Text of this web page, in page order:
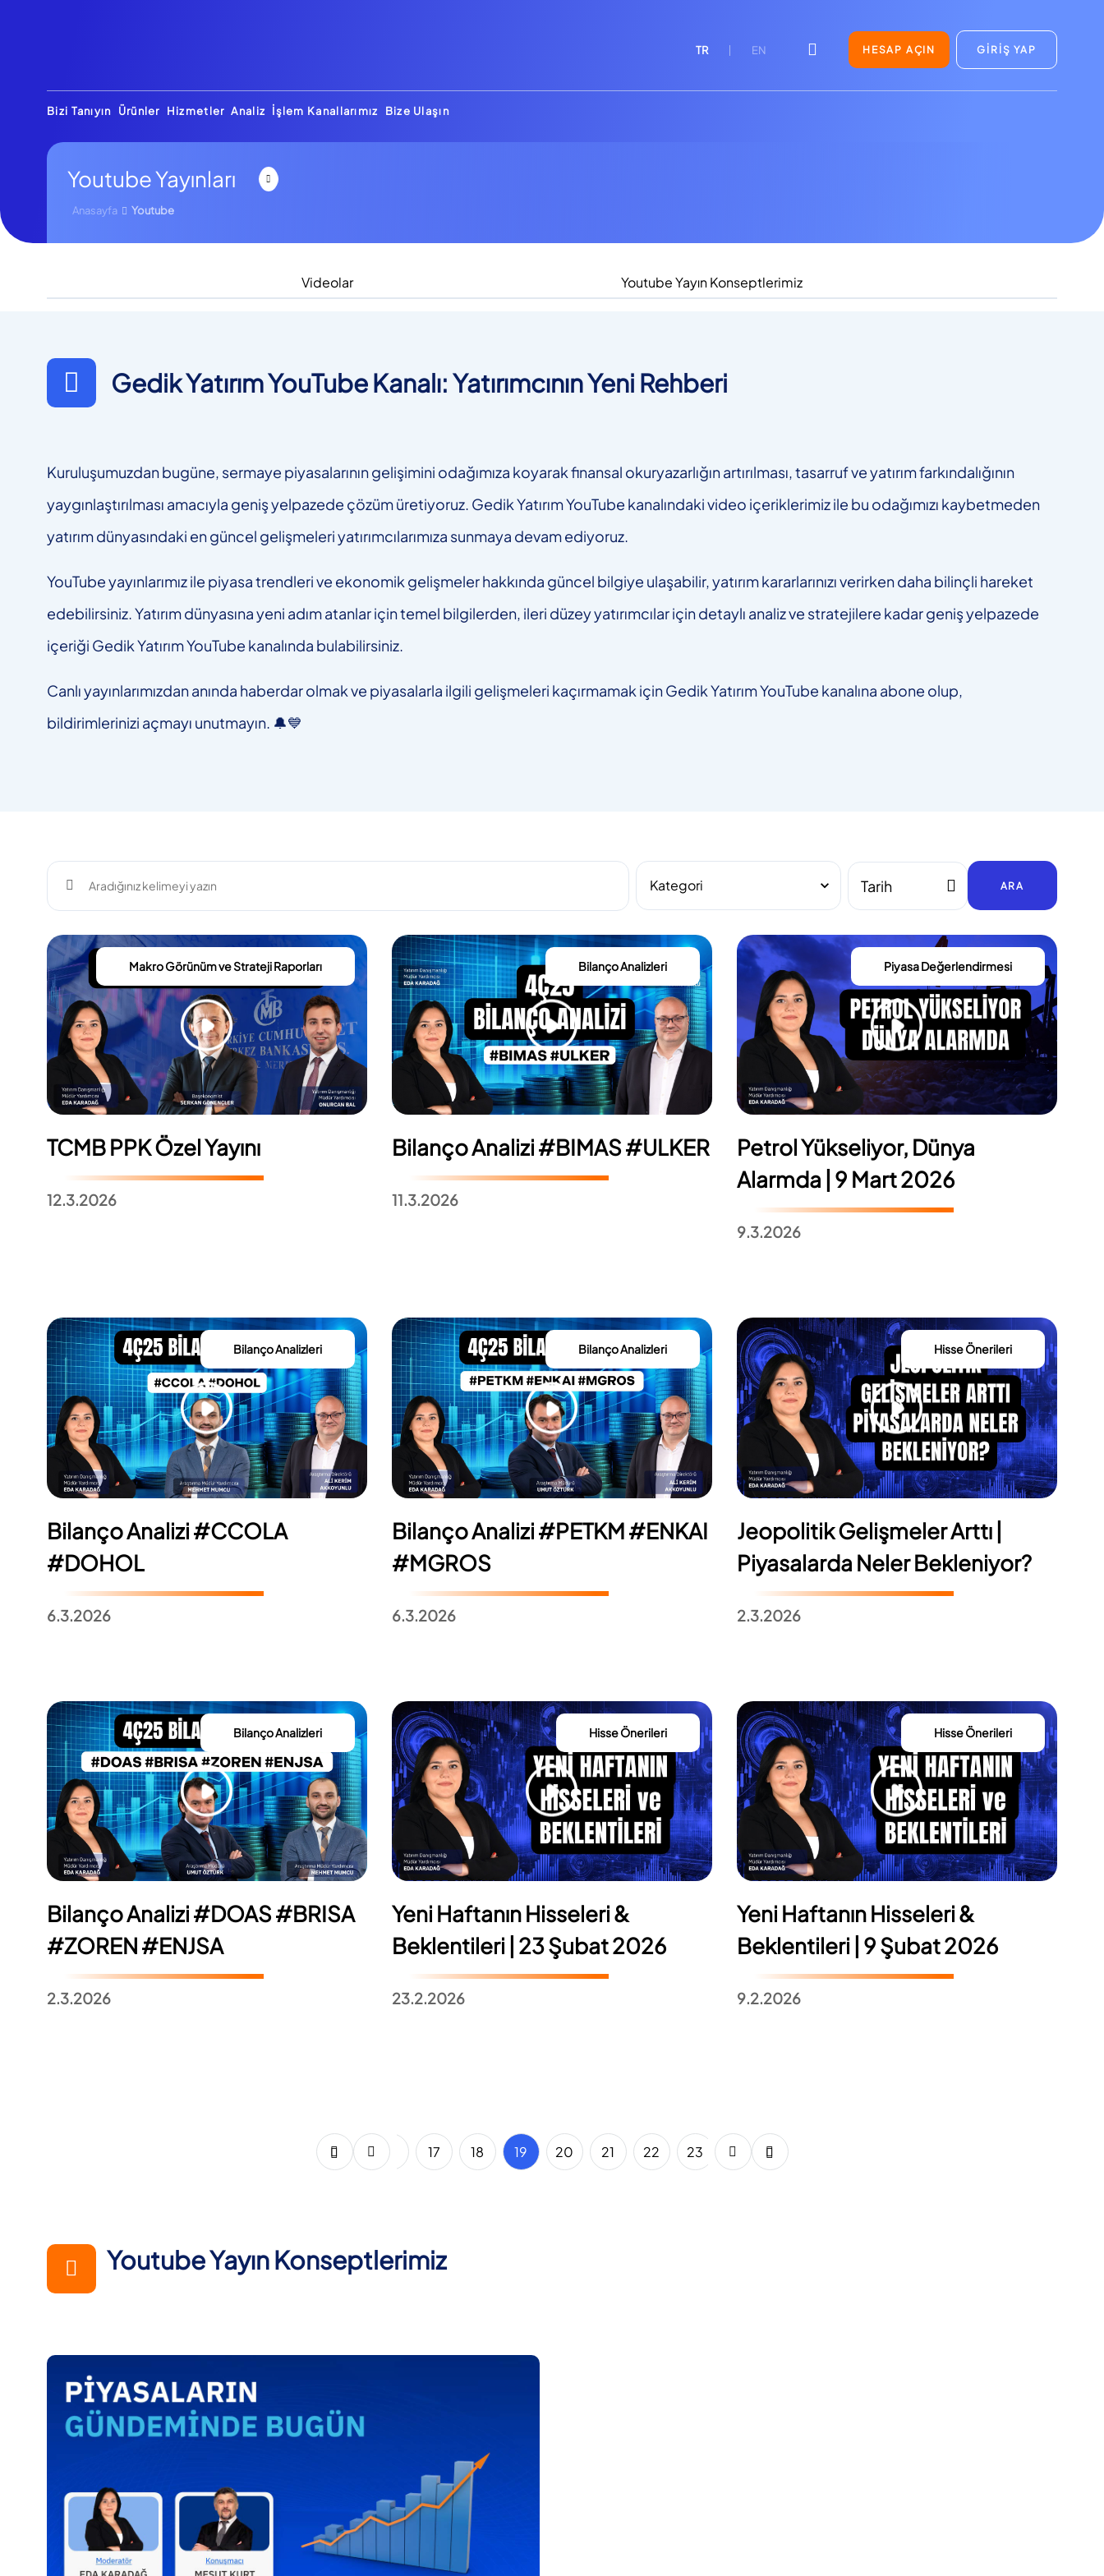
TR EN HESAP AÇIN GİRİŞ YAP
Bizi Tanıyın Ürünler Hizmetler Analiz İşlem Kanallarımız Bize Ulaşın
Youtube Yayınları
Anasayfa Youtube
Videolar Youtube Yayın Konseptlerimiz
Gedik Yatırım YouTube Kanalı: Yatırımcının Yeni Rehberi
Kuruluşumuzdan bugüne, sermaye piyasalarının gelişimini odağımıza koyarak finansal okuryazarlığın artırılması, tasarruf ve yatırım farkındalığının
yaygınlaştırılması amacıyla geniş yelpazede çözüm üretiyoruz. Gedik Yatırım YouTube kanalındaki video içeriklerimiz ile bu odağımızı kaybetmeden
yatırım dünyasındaki en güncel gelişmeleri yatırımcılarımıza sunmaya devam ediyoruz.
YouTube yayınlarımız ile piyasa trendleri ve ekonomik gelişmeler hakkında güncel bilgiye ulaşabilir, yatırım kararlarınızı verirken daha bilinçli hareket
edebilirsiniz. Yatırım dünyasına yeni adım atanlar için temel bilgilerden, ileri düzey yatırımcılar için detaylı analiz ve stratejilere kadar geniş yelpazede
içeriği Gedik Yatırım YouTube kanalında bulabilirsiniz.
Canlı yayınlarımızdan anında haberdar olmak ve piyasalarla ilgili gelişmeleri kaçırmamak için Gedik Yatırım YouTube kanalına abone olup,
bildirimlerinizi açmayı unutmayın. 🔔💙
ARA
Makro Görünüm ve Strateji Raporları
TCMB PPK Özel Yayını
12.3.2026
Bilanço Analizleri
Bilanço Analizi #BIMAS #ULKER
11.3.2026
Piyasa Değerlendirmesi
Petrol Yükseliyor, Dünya
Alarmda | 9 Mart 2026
9.3.2026
Bilanço Analizleri
Bilanço Analizi #CCOLA
#DOHOL
6.3.2026
Bilanço Analizleri
Bilanço Analizi #PETKM #ENKAI
#MGROS
6.3.2026
Hisse Önerileri
Jeopolitik Gelişmeler Arttı |
Piyasalarda Neler Bekleniyor?
2.3.2026
Bilanço Analizleri
Bilanço Analizi #DOAS #BRISA
#ZOREN #ENJSA
2.3.2026
Hisse Önerileri
Yeni Haftanın Hisseleri &
Beklentileri | 23 Şubat 2026
23.2.2026
Hisse Önerileri
Yeni Haftanın Hisseleri &
Beklentileri | 9 Şubat 2026
9.2.2026
15 16 17 18 19 20 21 22 23 24 25
Youtube Yayın Konseptlerimiz